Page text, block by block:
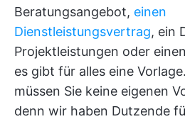
Beratungsangebot, einen
Dienstleistungsvertrag, ein
Projektleistungen oder
es gibt für alles eine
müssen Sie keine eigenen
denn wir haben Dutzende